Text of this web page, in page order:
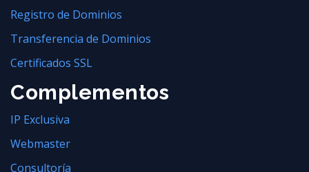
Registro de Dominios
Transferencia de Dominios
Certificados SSL
Complementos
IP Exclusiva
Webmaster
Consultoría